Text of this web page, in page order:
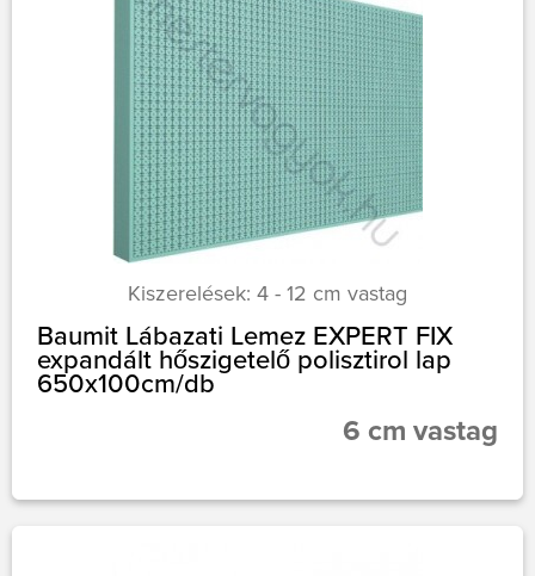
Kiszerelések: 4 - 12 cm vastag
Baumit Lábazati Lemez EXPERT FIX
expandált hőszigetelő polisztirol lap
650x100cm/db
6 cm vastag